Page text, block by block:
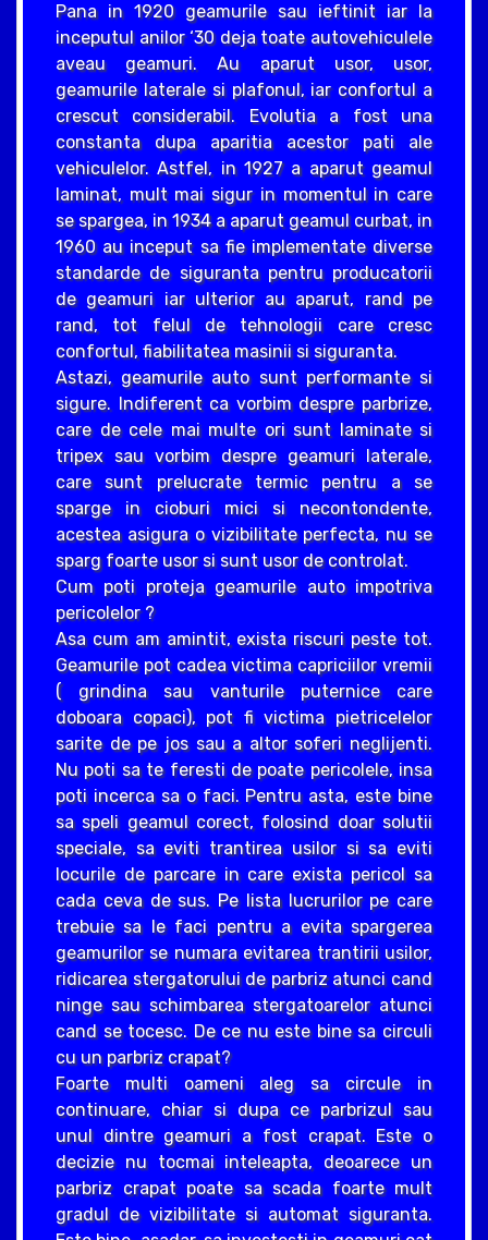
Pana in 1920 geamurile sau ieftinit iar la
inceputul anilor ‘30 deja toate autovehiculele
aveau geamuri. Au aparut usor, usor,
geamurile laterale si plafonul, iar confortul a
crescut considerabil. Evolutia a fost una
constanta dupa aparitia acestor pati ale
vehiculelor. Astfel, in 1927 a aparut geamul
laminat, mult mai sigur in momentul in care
se spargea, in 1934 a aparut geamul curbat, in
1960 au inceput sa fie implementate diverse
standarde de siguranta pentru producatorii
de geamuri iar ulterior au aparut, rand pe
rand, tot felul de tehnologii care cresc
confortul, fiabilitatea masinii si siguranta.
Astazi, geamurile auto sunt performante si
sigure. Indiferent ca vorbim despre parbrize,
care de cele mai multe ori sunt laminate si
tripex sau vorbim despre geamuri laterale,
care sunt prelucrate termic pentru a se
sparge in cioburi mici si necontondente,
acestea asigura o vizibilitate perfecta, nu se
sparg foarte usor si sunt usor de controlat.
Cum poti proteja geamurile auto impotriva
pericolelor ?
Asa cum am amintit, exista riscuri peste tot.
Geamurile pot cadea victima capriciilor vremii
( grindina sau vanturile puternice care
doboara copaci), pot fi victima pietricelelor
sarite de pe jos sau a altor soferi neglijenti.
Nu poti sa te feresti de poate pericolele, insa
poti incerca sa o faci. Pentru asta, este bine
sa speli geamul corect, folosind doar solutii
speciale, sa eviti trantirea usilor si sa eviti
locurile de parcare in care exista pericol sa
cada ceva de sus. Pe lista lucrurilor pe care
trebuie sa le faci pentru a evita spargerea
geamurilor se numara evitarea trantirii usilor,
ridicarea stergatorului de parbriz atunci cand
ninge sau schimbarea stergatoarelor atunci
cand se tocesc. De ce nu este bine sa circuli
cu un parbriz crapat?
Foarte multi oameni aleg sa circule in
continuare, chiar si dupa ce parbrizul sau
unul dintre geamuri a fost crapat. Este o
decizie nu tocmai inteleapta, deoarece un
parbriz crapat poate sa scada foarte mult
gradul de vizibilitate si automat siguranta.